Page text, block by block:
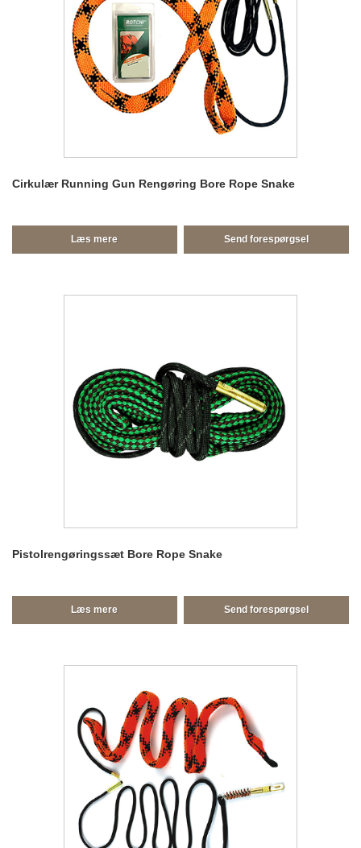
Cirkulær Running Gun Rengøring Bore Rope Snake
Læs mere Send forespørgsel
Pistolrengøringssæt Bore Rope Snake
Læs mere Send forespørgsel